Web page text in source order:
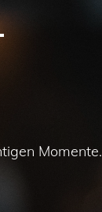
Momente.